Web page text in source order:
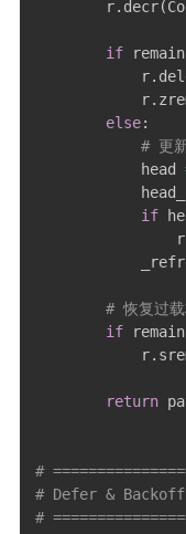
        r
. decr(
if
            r
.
            r
.
else:
# 更
            head
if
                r
# 恢复过
if
            r
.
return
#
# Defer & Backoff
#